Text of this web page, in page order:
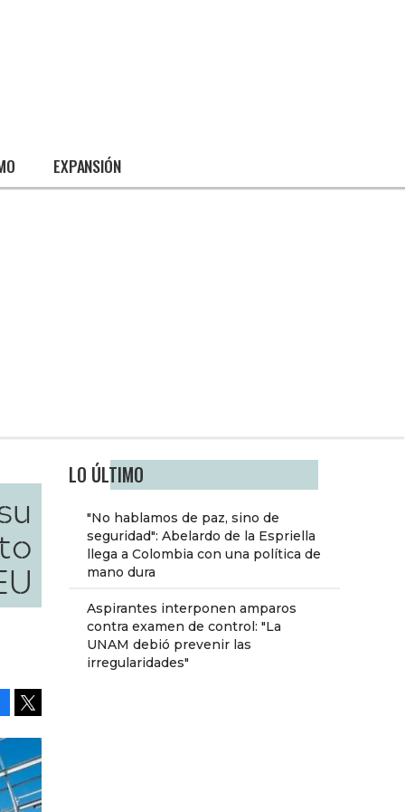
EXPANSIÓN
LO ÚLTIMO
"No hablamos de paz, sino de
seguridad": Abelardo de la Espriella
llega a Colombia con una política de
mano dura
Aspirantes interponen amparos
contra examen de control: "La
UNAM debió prevenir las
irregularidades"